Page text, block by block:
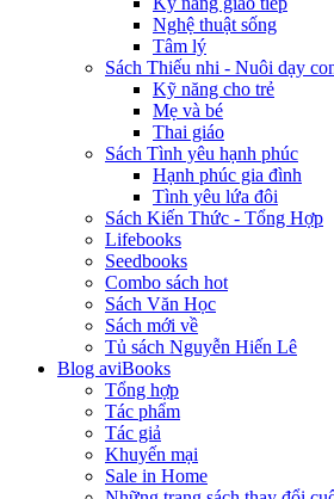
Nghệ thuật sống
Tâm lý
Sách Thiếu nhi - Nuôi dạy
Kỹ năng cho trẻ
Mẹ và bé
Thai giáo
Sách Tình yêu hạnh phúc
Hạnh phúc gia đình
Tình yêu lứa đôi
Sách Kiến Thức - Tổng Hợp
Lifebooks
Seedbooks
Combo sách hot
Sách Văn Học
Sách mới về
Tủ sách Nguyễn Hiến Lê
Blog aviBooks
Tổng hợp
Tác phẩm
Tác giả
Khuyến mại
Sale in Home